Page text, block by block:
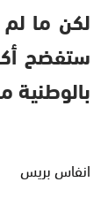
لكن ما
ستفضح
بالوطنية
انفاس بريس